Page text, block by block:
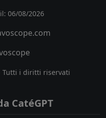
06/08/2026
Tutti i diritti riservati
CatéGPT